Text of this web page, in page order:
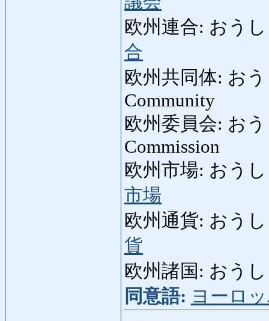
欧州連合: おう
合
欧州共同体: お
Community
欧州委員会: お
Commission
欧州市場: おう
市場
欧州通貨: おう
貨
欧州諸国: おう
同意語: ヨーロ